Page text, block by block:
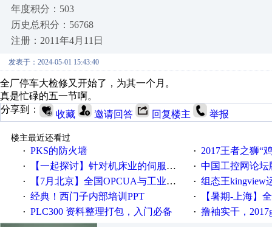
年度积分：503
历史总积分：56768
注册：2011年4月11日
发表于：2024-05-01 15:43:40
全厂停车大检修又开始了，为其一个月。
真是忙碌的五一节啊。
分享到：
收藏 邀请回答 回复楼主 举报
楼主最近还看过
· PKS的防火墙 · 2017王者之狮“鸡”情签到
· 【一起探讨】针对机床业的伺服系统发展，您的期望是什么？ · 中国工控网论坛版
· 【7月北京】全国OPCUA与工业互联技术培训班通知！ · 组态王kingview
· 经典！西门子内部培训PPT · 【暑期-上海】全国工业
· PLC300 资料整理打包，入门必备 · 撸袖实干，2017gongkong®第